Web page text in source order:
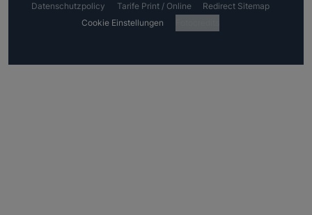
Datenschutzpolicy
Tarife Print / Online
Redirect Sitemap
Cookie Einstellungen